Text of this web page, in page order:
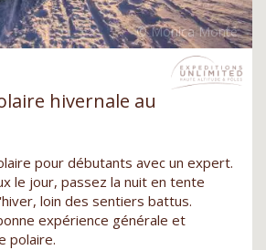
hivernale au
pour débutants avec un expert.
le jour, passez la nuit en tente
loin des sentiers battus.
expérience générale et
polaire.